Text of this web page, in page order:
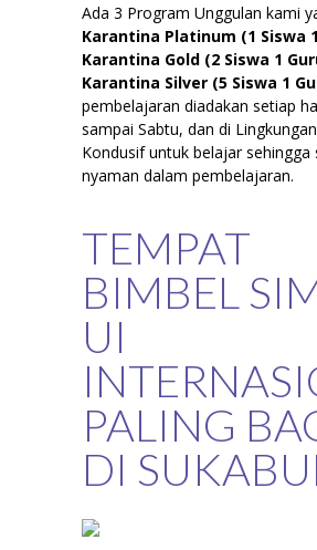
Ada 3 Program Unggulan kami
Karantina Platinum (1 Siswa
Karantina Gold (2 Siswa 1
Karantina Silver (5 Siswa 1
pembelajaran diadakan setiap
sampai Sabtu, dan di
Kondusif untuk belajar sehingga
nyaman dalam pembelajaran.
TEMPAT
BIMBEL
UI
PALING
DI